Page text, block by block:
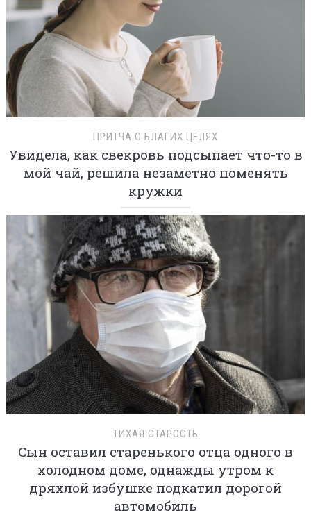
ПРИТЧА О БЛАГИХ ЦЕЛЯХ
Увидела, как свекровь подсыпает что-то в
мой чай, решила незаметно поменять
кружки
ТИХАЯ СТАРОСТЬ
Сын оставил старенького отца одного в
холодном доме, однажды утром к
дряхлой избушке подкатил дорогой
автомобиль